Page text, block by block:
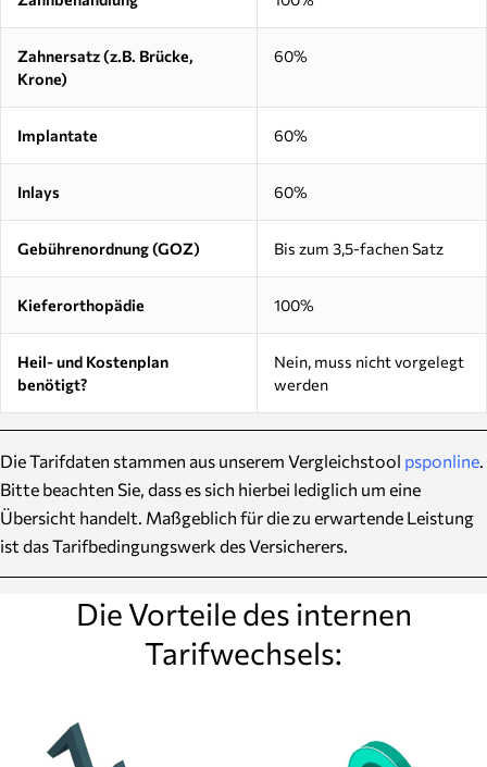
Zahnersatz (z.B. Brücke,
Krone)
60%
Implantate 60%
Inlays 60%
Gebührenordnung (GOZ) Bis zum 3,5-fachen Satz
Kieferorthopädie 100%
Heil- und Kostenplan
benötigt?
Nein, muss nicht vorgelegt
werden
Die Tarifdaten stammen aus unserem Vergleichstool psponline
Bitte beachten Sie, dass es sich hierbei lediglich um eine
Übersicht handelt. Maßgeblich für die zu erwartende Leistung
ist das Tarifbedingungswerk des Versicherers.
Die Vorteile des internen
Tarifwechsels: